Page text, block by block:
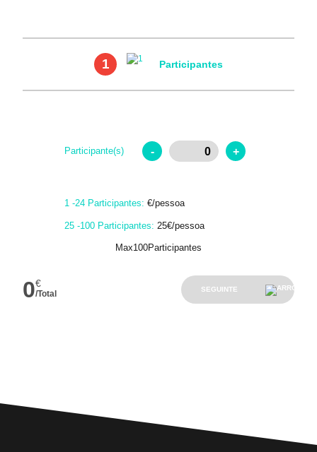
1 Participantes
Participante(s) - +
1 -24 Participantes: €/pessoa
25 -100 Participantes: 25€/pessoa
Max100Participantes
0€
/Total SEGUINTE